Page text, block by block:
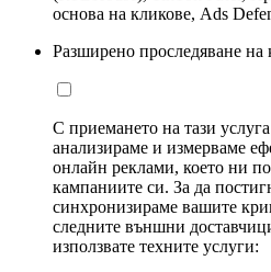
основа на кликове, Ads
Разширено проследяване на
С приемането на тази
анализираме и измерваме
онлайн реклами, което ни
кампаниите си. За да
синхронизираме вашите
следните външни
използвате техните услуги: